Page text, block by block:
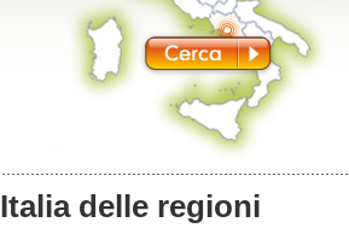
delle regioni